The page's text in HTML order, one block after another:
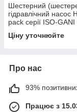
Шестерний
гідравлічний насос
pack серії ISO-GANI
Ціну уточнюйте
Про нас
93%
Працює з